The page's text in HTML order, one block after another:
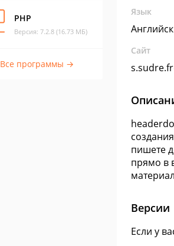
PHP
Версия: 7.2.8 (16.73 МБ)
Все программы →
Язык
Сайт
пишете
прямо в
Версии
Если у